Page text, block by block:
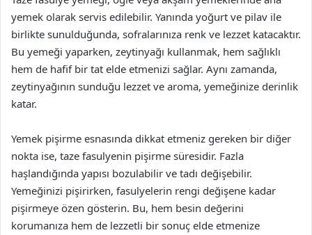
yemek olarak servis edilebilir. Yanında yoğurt ve pilav ile
birlikte sunulduğunda, sofralarınıza renk ve lezzet katacaktır.
Bu yemeği yaparken, zeytinyağı kullanmak, hem sağlıklı
hem de hafif bir tat elde etmenizi sağlar. Aynı zamanda,
zeytinyağının sunduğu lezzet ve aroma, yemeğinize derinlik
katar.
Yemek pişirme esnasında dikkat etmeniz gereken bir diğer
nokta ise, taze fasulyenin pişirme süresidir. Fazla
haşlandığında yapısı bozulabilir ve tadı değişebilir.
Yemeğinizi pişirirken, fasulyelerin rengi değişene kadar
pişirmeye özen gösterin. Bu, hem besin değerini
korumanıza hem de lezzetli bir sonuç elde etmenize